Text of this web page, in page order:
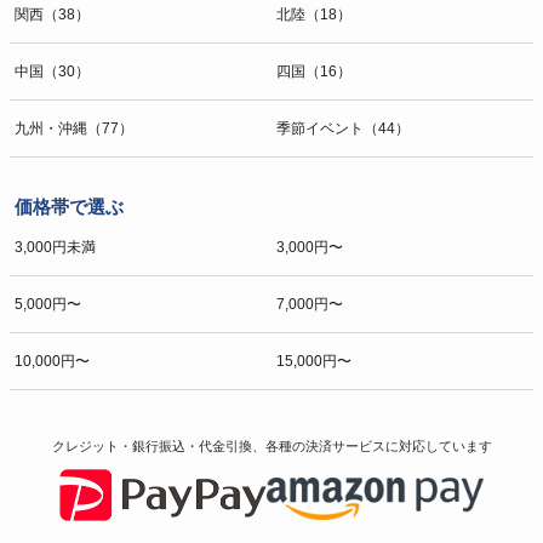
関西（38） 北陸（18）
中国（30） 四国（16）
九州・沖縄（77） 季節イベント（44）
価格帯で選ぶ
3,000円未満 3,000円〜
5,000円〜 7,000円〜
10,000円〜 15,000円〜
クレジット・銀行振込・代金引換、各種の決済サービスに対応しています